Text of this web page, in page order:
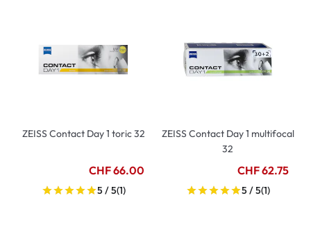
ZEISS Contact Day 1 toric 32
CHF 66.00
5 / 5(1)
ZEISS Contact Day 1 multifocal
32
CHF 62.75
5 / 5(1)